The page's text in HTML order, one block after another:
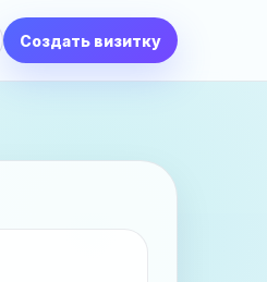
Создать визитку